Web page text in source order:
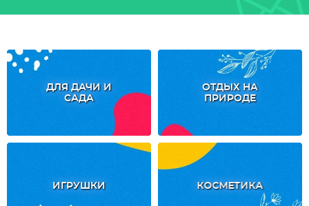
ДЛЯ ДАЧИ И
САДА
ОТДЫХ НА
ПРИРОДЕ
ИГРУШКИ КОСМЕТИКА